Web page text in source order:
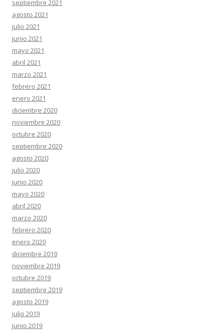
septiembre 2021
agosto 2021
julio 2021
junio 2021
mayo 2021
abril 2021
marzo 2021
febrero 2021
enero 2021
diciembre 2020
noviembre 2020
octubre 2020
septiembre 2020
agosto 2020
julio 2020
junio 2020
mayo 2020
abril 2020
marzo 2020
febrero 2020
enero 2020
diciembre 2019
noviembre 2019
octubre 2019
septiembre 2019
agosto 2019
julio 2019
junio 2019